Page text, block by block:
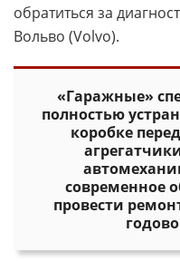
обратиться за
Вольво (Volvo).
«Гаражные»
полностью
коробке
современное
провести